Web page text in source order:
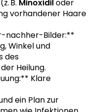
B. Minoxidiloder
vorhandener Haare
nachher-Bilder:**
Winkel und
des
Heilung.
Klare
ein Plan zur